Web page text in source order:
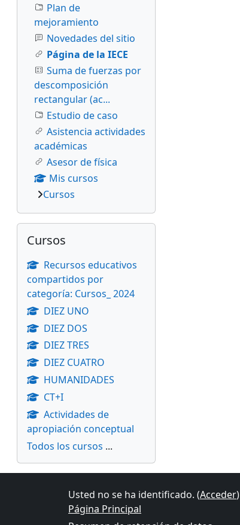
Plan de
mejoramiento
Novedades del sitio
Página de la IECE
Suma de fuerzas por
descomposición
rectangular (ac...
Estudio de caso
Asistencia actividades
académicas
Asesor de física
Mis cursos
Cursos
Salta Cursos
Cursos
Recursos educativos
compartidos por
categoría: Cursos_ 2024
DIEZ UNO
DIEZ DOS
DIEZ TRES
DIEZ CUATRO
HUMANIDADES
CT+I
Actividades de
apropiación conceptual
Todos los cursos ...
Usted no se ha identificado. (Acceder)
Página Principal